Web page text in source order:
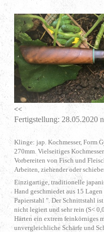
<<
Fertigstellung: 28.05.2020
Klinge: jap. Kochmesser, Form
270mm. Vielseitiges
Vorbereiten von Fisch und
Arbeiten, ziehender oder
Einzigartige, traditionelle
Hand geschmiedet aus 15
Papierstahl ". Der Schnittstahl
nicht legiert und sehr rein (S<
Härten ein extrem feinkörniges
unvergleichliche Schärfe und